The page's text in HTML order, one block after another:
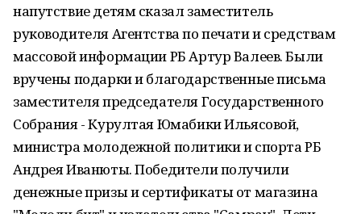
напутствие детям сказал заместитель
руководителя Агентства по печати и средствам
массовой информации РБ Артур Валеев. Были
вручены подарки и благодарственные письма
заместителя председателя Государственного
Собрания - Курултая Юмабики Ильясовой,
министра молодежной политики и спорта РБ
Андрея Иванюты. Победители получили
денежные призы и сертификаты от магазина